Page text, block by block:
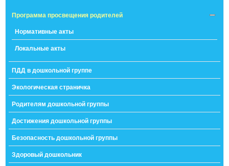
Программа просвещения родителей
Нормативные акты
Локальные акты
ПДД в дошкольной группе
Экологическая страничка
Родителям дошкольной группы
Достижения дошкольной группы
Безопасность дошкольной группы
Здоровый дошкольник